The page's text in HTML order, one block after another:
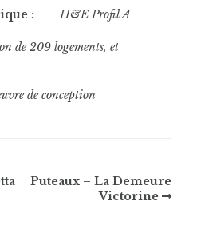
:H&E Profil A
de 209 logements, et
de conception
Puteaux – La Demeure
Victorine